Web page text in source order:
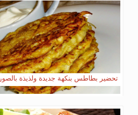
تحضير بطاطس بنكهة جديدة ولذيذة بالصور